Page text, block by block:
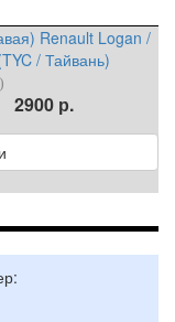
Renault Logan /
/ Тайвань)
2900 р.